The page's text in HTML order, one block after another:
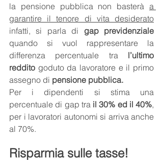
la pensione pubblica non basterà a
garantire il tenore di vita desiderato
infatti, si parla di gap previdenziale
quando si vuol rappresentare la
differenza percentuale tra l’ultimo
reddito goduto da lavoratore e il primo
assegno di pensione pubblica.
Per i dipendenti si stima una
percentuale di gap tra il 30% ed il 40%,
per i lavoratori autonomi si arriva anche
al 70%.
Risparmia sulle tasse!